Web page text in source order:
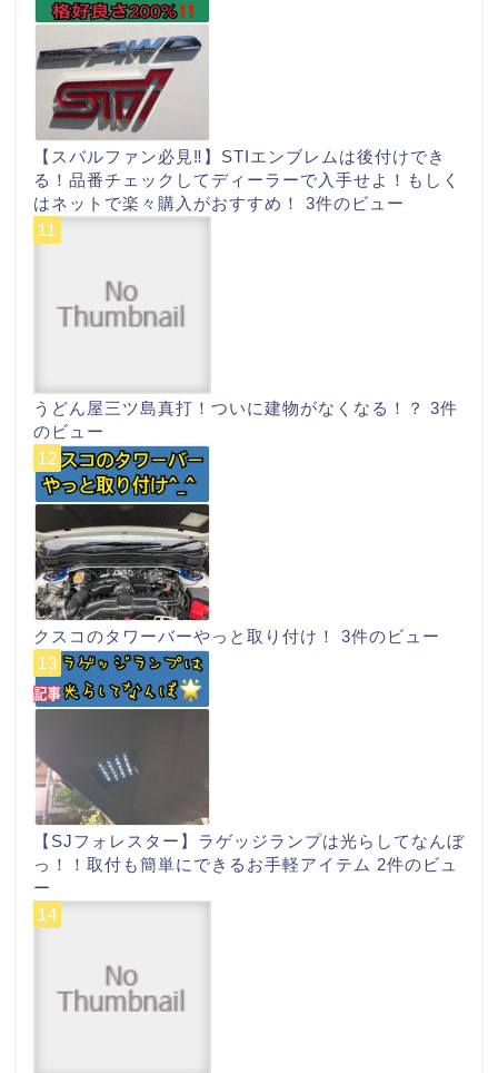
【スバルファン必見‼︎】STIエンブレムは後付けでき
る！品番チェックしてディーラーで入手せよ！もしく
はネットで楽々購入がおすすめ！ 3件のビュー
うどん屋三ツ島真打！ついに建物がなくなる！？ 3件
のビュー
クスコのタワーバーやっと取り付け！ 3件のビュー
【SJフォレスター】ラゲッジランプは光らしてなんぼ
っ！！取付も簡単にできるお手軽アイテム 2件のビュ
ー